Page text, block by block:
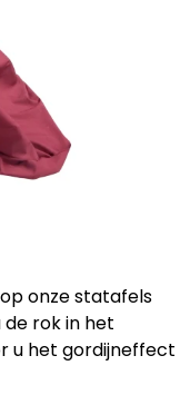
onze statafels
rok in het
u het gordijneffect